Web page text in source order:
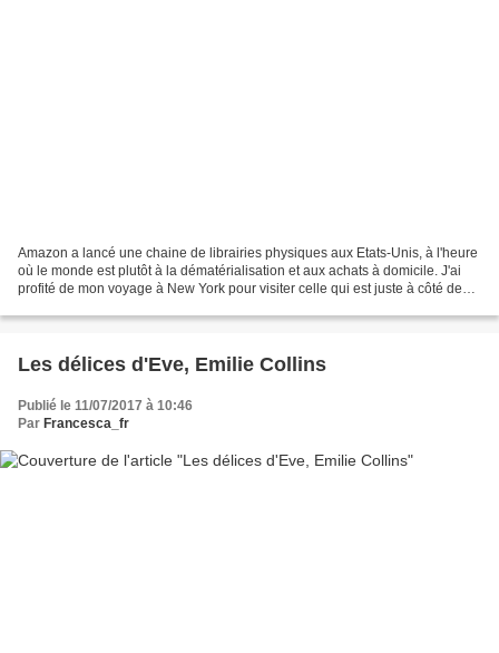
Amazon a lancé une chaine de librairies physiques aux Etats-Unis, à l'heure
où le monde est plutôt à la dématérialisation et aux achats à domicile. J'ai
profité de mon voyage à New York pour visiter celle qui est juste à côté de
Les délices d'Eve, Emilie Collins
Publié le 11/07/2017 à 10:46
Par Francesca_fr